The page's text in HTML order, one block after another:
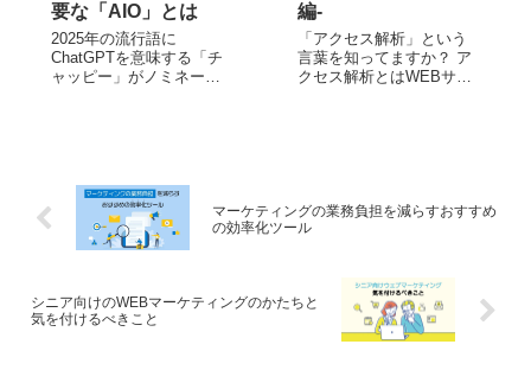
要な「AIO」とは
2025年の流行語に
ChatGPTを意味する「チ
ャッピー」がノミネート
うにわからないことを調
べられてより柔軟にもの
ごとを検索で...
編-
「アクセス解析」という
言葉を知ってますか？ ア
クセス解析とはWEBサイ
とができます。 その時に
重要になる...
マーケティングの業務負担を減らすおすすめ
の効率化ツール
シニア向けのWEBマーケティングのかたちと
気を付けるべきこと